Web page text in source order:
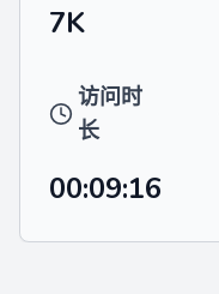
7K
访问时
长
00:09:16